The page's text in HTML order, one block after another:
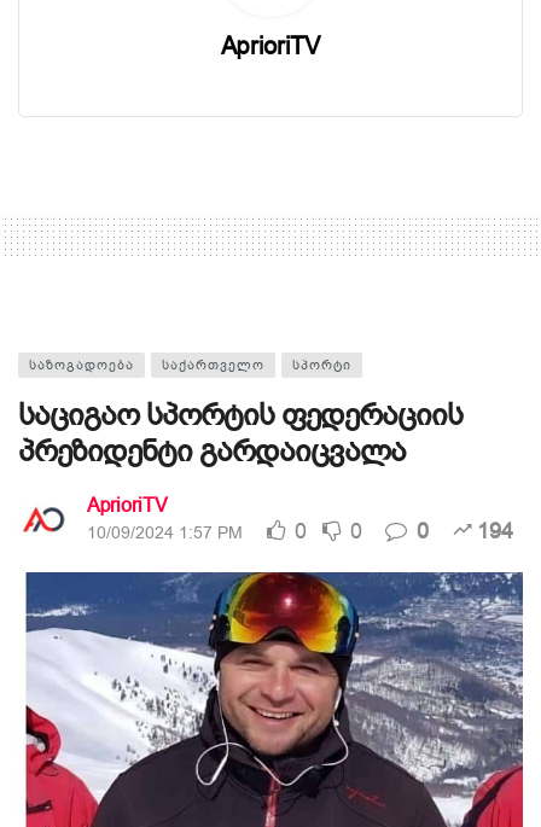
AprioriTV
ᲡᲐᲖᲝᲒᲐᲓᲝᲔᲑᲐ ᲡᲐᲥᲐᲠᲗᲕᲔᲚᲝ ᲡᲞᲝᲠᲢᲘ
საციგაო სპორტის ფედერაციის
პრეზიდენტი გარდაიცვალა
AprioriTV
10/09/2024 1:57 PM 0 0 0 194